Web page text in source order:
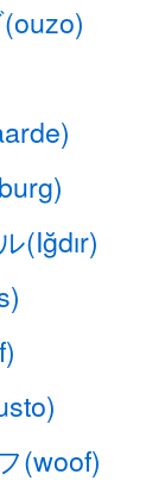
(Iğdır)
(woof)